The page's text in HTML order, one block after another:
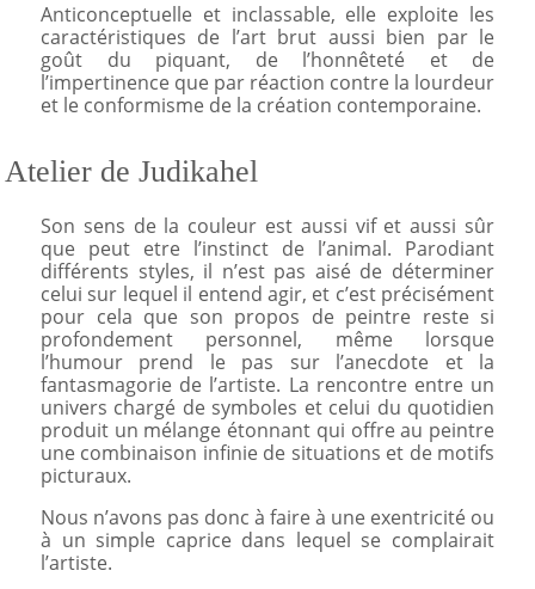
Anticonceptuelle et inclassable, elle exploite les
caractéristiques de l’art brut aussi bien par le
goût du piquant, de l’honnêteté et de
l’impertinence que par réaction contre la lourdeur
et le conformisme de la création contemporaine.
Atelier de Judikahel
Son sens de la couleur est aussi vif et aussi sûr
que peut etre l’instinct de l’animal. Parodiant
différents styles, il n’est pas aisé de déterminer
celui sur lequel il entend agir, et c’est précisément
pour cela que son propos de peintre reste si
profondement personnel, même lorsque
l’humour prend le pas sur l’anecdote et la
fantasmagorie de l’artiste. La rencontre entre un
univers chargé de symboles et celui du quotidien
produit un mélange étonnant qui offre au peintre
une combinaison infinie de situations et de motifs
picturaux.
Nous n’avons pas donc à faire à une exentricité ou
à un simple caprice dans lequel se complairait
l’artiste.